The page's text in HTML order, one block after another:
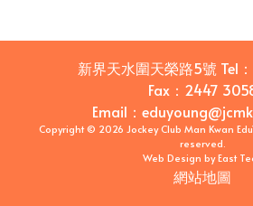
新界天水圍天榮路5號 Tel：
Fax： 2447
Email ：
Copyright © 2026 Jockey Club Man Kwan
reserved.
Web Design byEast
網站地圖